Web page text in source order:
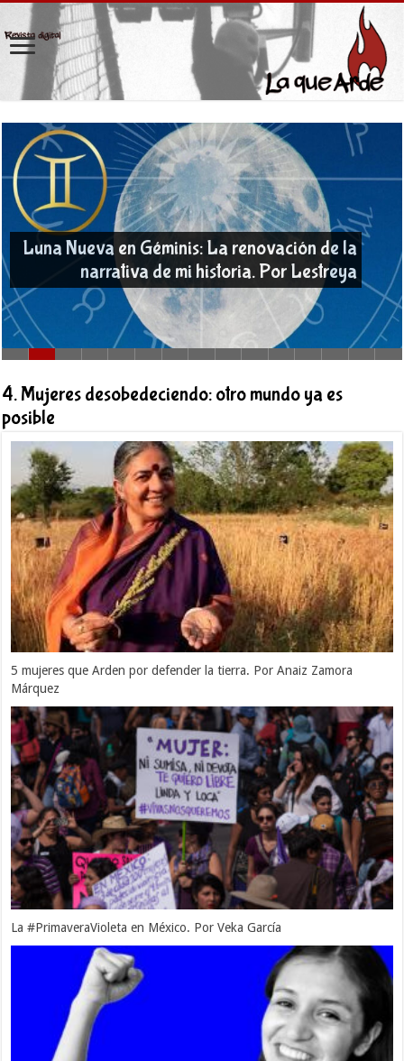
Luna Nueva en Géminis: La renovación de la
narrativa de mi historia. Por Lestreya
4. Mujeres desobedeciendo: otro mundo ya es
posible
5 mujeres que Arden por defender la tierra. Por Anaiz Zamora
Márquez
La #PrimaveraVioleta en México. Por Veka García